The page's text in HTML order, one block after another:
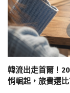
韓流出走首爾！
悄崛起，旅費還